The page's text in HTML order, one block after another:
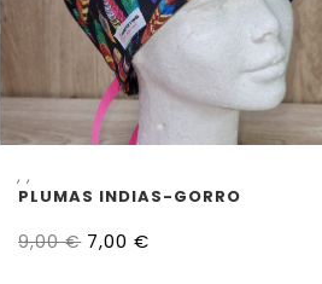
,,
PLUMAS INDIAS-GORRO
9,00€ 7,00€